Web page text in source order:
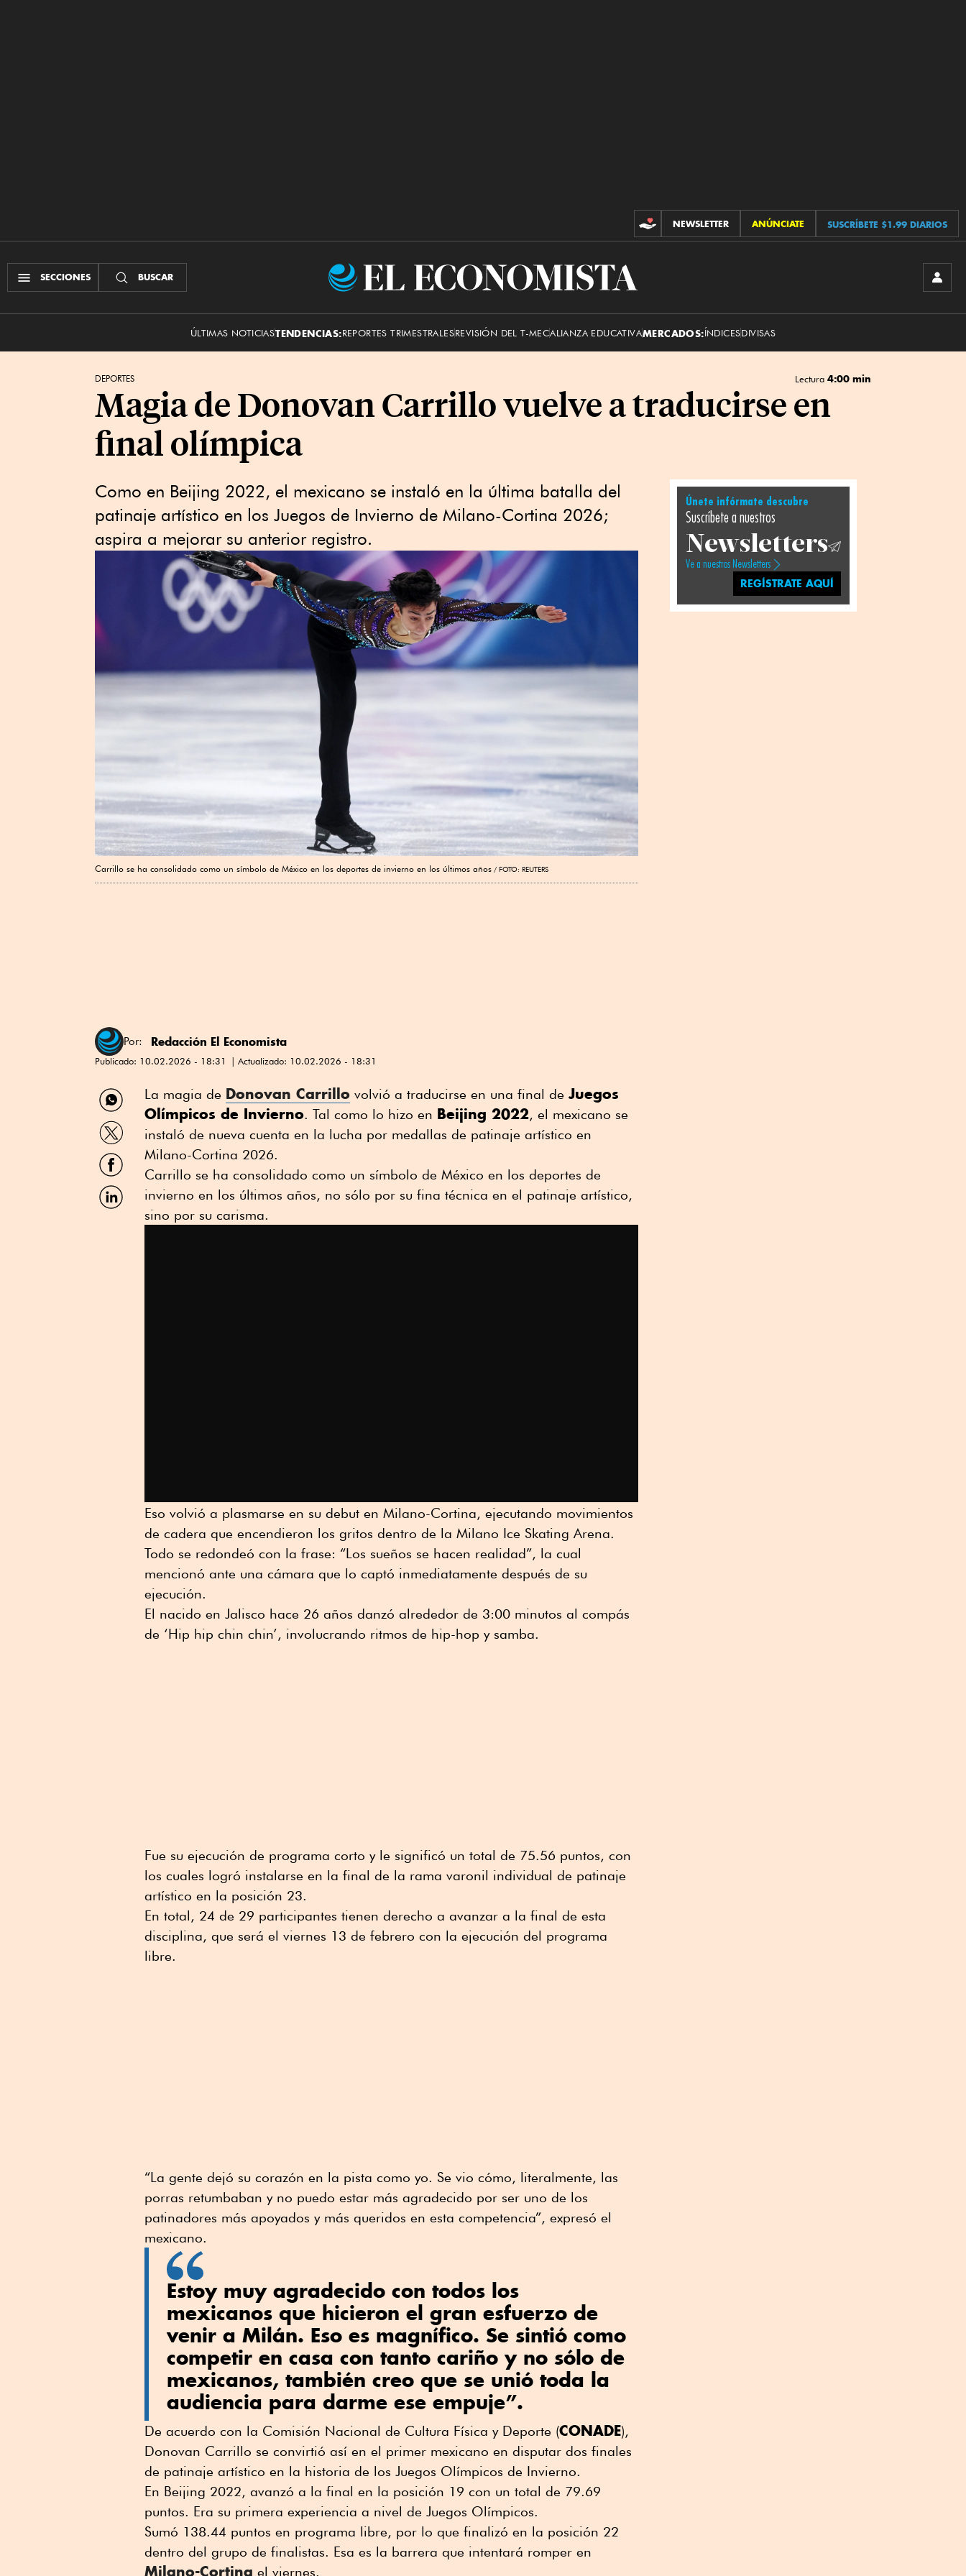
CONTRIBUCIONES
NEWSLETTER ANÚNCIATE SUSCRÍBETE $1.99 DIARIOS
SECCIONES BUSCAR
El
ÚLTIMAS NOTICIASTENDENCIAS:REPORTES TRIMESTRALESREVISIÓN DEL T-MECALIANZA EDUCATIVAMERCADOS:ÍNDICESDIVISAS
DEPORTES Lectura 4:00 min
Magia de Donovan Carrillo vuelve a traducirse en
final olímpica
Como en Beijing 2022, el mexicano se instaló en la última batalla del
patinaje artístico en los Juegos de Invierno de Milano-Cortina 2026;
aspira a mejorar su anterior registro.
Carrillo se ha consolidado como un símbolo de México en los deportes de invierno en los últimos años FOTO: REUTERS
Por: Redacción El Economista
Publicado: 10.02.2026 - 18:31 Actualizado: 10.02.2026 - 18:31
Compartir
por
WhatsApp
Compartir
por
Twitter
Compartir
por
Facebook
Compartir
por
La magia de Donovan Carrillo volvió a traducirse en una final de Juegos
Olímpicos de Invierno. Tal como lo hizo en Beijing 2022, el mexicano se
instaló de nueva cuenta en la lucha por medallas de patinaje artístico en
Milano-Cortina 2026.
Carrillo se ha consolidado como un símbolo de México en los deportes de
invierno en los últimos años, no sólo por su fina técnica en el patinaje artístico,
sino por su carisma.
Eso volvió a plasmarse en su debut en Milano-Cortina, ejecutando movimientos
de cadera que encendieron los gritos dentro de la Milano Ice Skating Arena.
Todo se redondeó con la frase: “Los sueños se hacen realidad”, la cual
mencionó ante una cámara que lo captó inmediatamente después de su
ejecución.
El nacido en Jalisco hace 26 años danzó alrededor de 3:00 minutos al compás
de ‘Hip hip chin chin’, involucrando ritmos de hip-hop y samba.
Fue su ejecución de programa corto y le significó un total de 75.56 puntos, con
los cuales logró instalarse en la final de la rama varonil individual de patinaje
artístico en la posición 23.
En total, 24 de 29 participantes tienen derecho a avanzar a la final de esta
disciplina, que será el viernes 13 de febrero con la ejecución del programa
libre.
“La gente dejó su corazón en la pista como yo. Se vio cómo, literalmente, las
porras retumbaban y no puedo estar más agradecido por ser uno de los
patinadores más apoyados y más queridos en esta competencia”, expresó el
mexicano.
Estoy muy agradecido con todos los
mexicanos que hicieron el gran esfuerzo de
venir a Milán. Eso es magnífico. Se sintió como
competir en casa con tanto cariño y no sólo de
mexicanos, también creo que se unió toda la
audiencia para darme ese empuje”.
De acuerdo con la Comisión Nacional de Cultura Física y Deporte (CONADE),
Donovan Carrillo se convirtió así en el primer mexicano en disputar dos finales
de patinaje artístico en la historia de los Juegos Olímpicos de Invierno.
En Beijing 2022, avanzó a la final en la posición 19 con un total de 79.69
puntos. Era su primera experiencia a nivel de Juegos Olímpicos.
Sumó 138.44 puntos en programa libre, por lo que finalizó en la posición 22
dentro del grupo de finalistas. Esa es la barrera que intentará romper en
Milano-Cortina el viernes.
Únete infórmate descubre
Suscríbete a nuestros
Newsletters
Ve a nuestros Newsletters
REGÍSTRATE AQUÍ